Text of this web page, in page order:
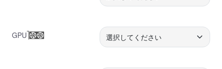
GPU